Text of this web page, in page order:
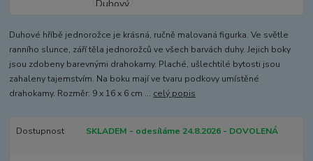
Duhové hříbě jednorožce je krásná, ručně malovaná figurka. Ve světle
ranního slunce, září těla jednorožců ve všech barvách duhy. Jejich boky
jsou zdobeny barevnými drahokamy. Plaché, ušlechtilé bytosti jsou
zahaleny tajemstvím. Na boku mají ve tvaru podkovy umístěné
drahokamy. Rozměr: 9 x 16 x 6 cm ... celý popis
Dostupnost SKLADEM - odesíláme 24.8.2026 - DOVOLENÁ